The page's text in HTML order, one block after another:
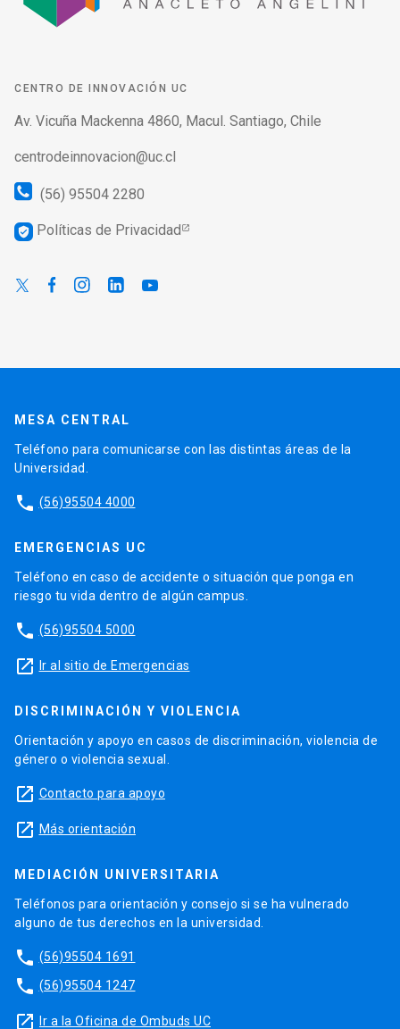
CENTRO DE INNOVACIÓN UC
Av. Vicuña Mackenna 4860, Macul. Santiago, Chile
centrodeinnovacion@uc.cl
(56) 95504 2280
verified_user Políticas de Privacidad
MESA CENTRAL
Teléfono para comunicarse con las distintas áreas de la
Universidad.
phone (56)95504 4000
EMERGENCIAS UC
Teléfono en caso de accidente o situación que ponga en
riesgo tu vida dentro de algún campus.
phone (56)95504 5000
launch Ir al sitio de Emergencias
DISCRIMINACIÓN Y VIOLENCIA
Orientación y apoyo en casos de discriminación, violencia de
género o violencia sexual.
launch Contacto para apoyo
launch Más orientación
MEDIACIÓN UNIVERSITARIA
Teléfonos para orientación y consejo si se ha vulnerado
alguno de tus derechos en la universidad.
phone (56)95504 1691
phone (56)95504 1247
launch Ir a la Oficina de Ombuds UC